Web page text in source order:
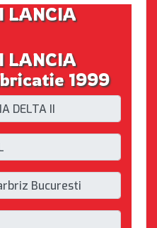
LANCIA
LANCIA
1999